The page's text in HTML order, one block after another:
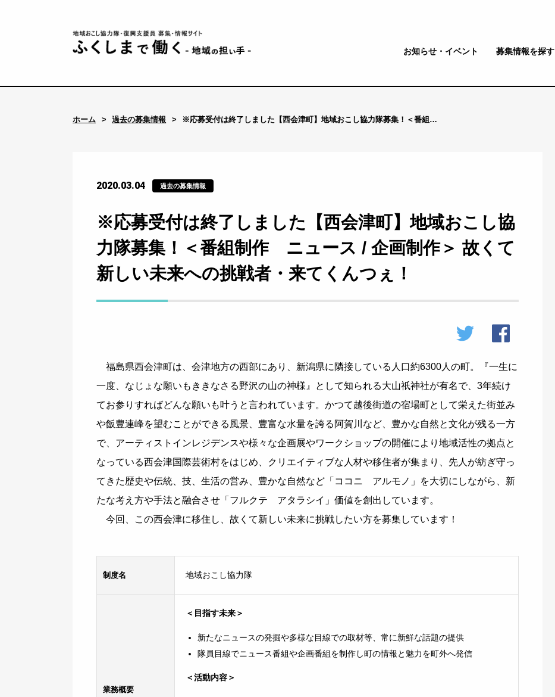
お知らせ・イベント 募集情報を探す
ホーム 過去の募集情報 ※応募受付は終了しました【西会津町】地域おこし協力隊募集！＜番組…
2020.03.04 過去の募集情報
※応募受付は終了しました【西会津町】地域おこし協
力隊募集！＜番組制作 ニュース / 企画制作＞ 故くて
新しい未来への挑戦者・来てくんつぇ！
福島県西会津町は、会津地方の西部にあり、新潟県に隣接している人口約6300人の町。『一生に
一度、なじょな願いもききなさる野沢の山の神様』として知られる大山祇神社が有名で、3年続け
てお参りすればどんな願いも叶うと言われています。かつて越後街道の宿場町として栄えた街並み
や飯豊連峰を望むことができる風景、豊富な水量を誇る阿賀川など、豊かな自然と文化が残る一方
で、アーティストインレジデンスや様々な企画展やワークショップの開催により地域活性の拠点と
なっている西会津国際芸術村をはじめ、クリエイティブな人材や移住者が集まり、先人が紡ぎ守っ
てきた歴史や伝統、技、生活の営み、豊かな自然など「ココニ アルモノ」を大切にしながら、新
たな考え方や手法と融合させ「フルクテ アタラシイ」価値を創出しています。
今回、この西会津に移住し、故くて新しい未来に挑戦したい方を募集しています！
制度名 地域おこし協力隊
業務概要
＜目指す未来＞
新たなニュースの発掘や多様な目線での取材等、常に新鮮な話題の提供
隊員目線でニュース番組や企画番組を制作し町の情報と魅力を町外へ発信
＜活動内容＞